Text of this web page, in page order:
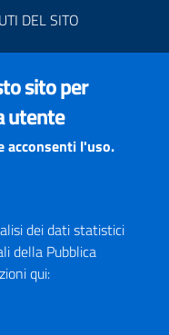
DEL SITO
è ottimizzato per
aggiornati. L'uso di
di visualizzazione
sito per
utente
acconsenti l'uso.
dei dati statistici
della Pubblica
qui: